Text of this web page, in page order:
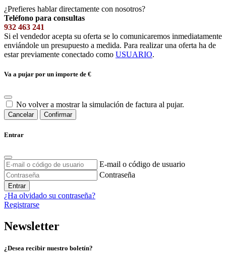
¿Prefieres hablar directamente con nosotros?
Teléfono para consultas
932 463 241
Si el vendedor acepta su oferta se lo comunicaremos inmediatamente
enviándole un presupuesto a medida. Para realizar una oferta ha de
estar previamente conectado como USUARIO.
Va a pujar por un importe de €
No volver a mostrar la simulación de factura al pujar.
Cancelar Confirmar
Entrar
E-mail o código de usuario
Contraseña
Entrar
¿Ha olvidado su contraseña?
Registrarse
Newsletter
¿Desea recibir nuestro boletín?